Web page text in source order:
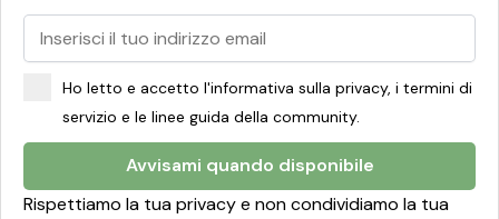
Ho letto e accetto l'informativa sulla privacy, i termini di
servizio e le linee guida della community.
Avvisami quando disponibile
Rispettiamo la tua privacy e non condividiamo la tua